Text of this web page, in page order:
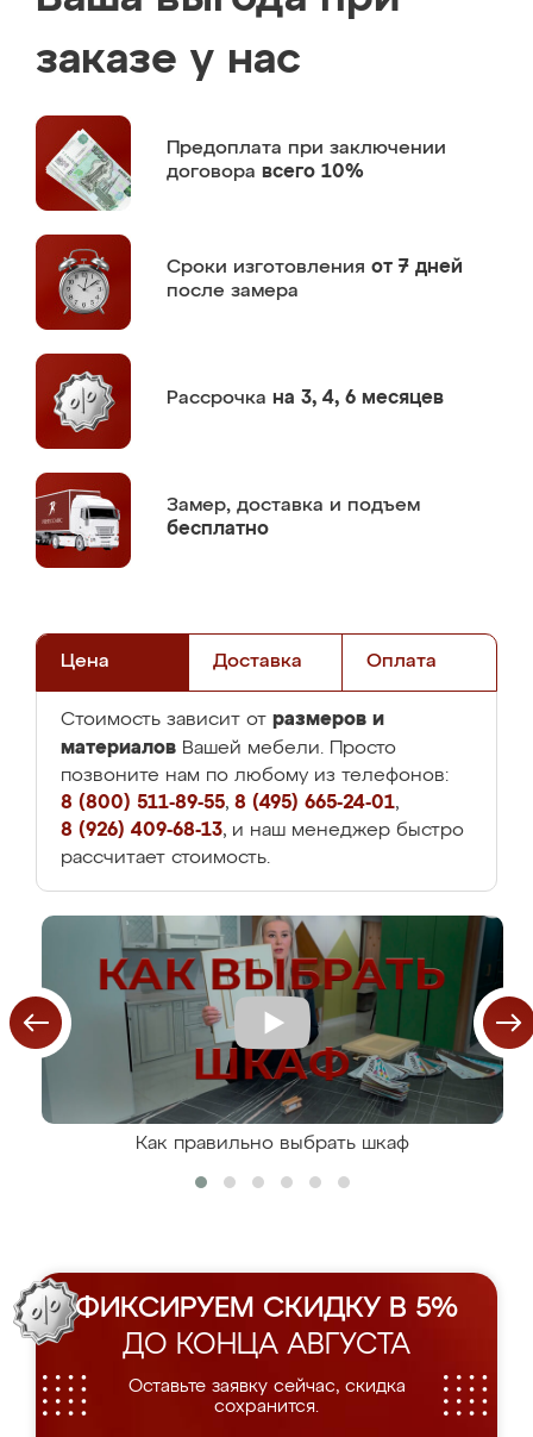
заказе у нас
Предоплата при заключении
договора всего 10%
Сроки изготовления от 7 дней
после замера
Рассрочка на 3, 4, 6 месяцев
Замер, доставка и подъем
бесплатно
Цена Доставка Оплата
Стоимость зависит от размеров и
материалов Вашей мебели. Просто
позвоните нам по любому из телефонов:
8 (800) 511-89-55, 8 (495) 665-24-01,
8 (926) 409-68-13, и наш менеджер быстро
рассчитает стоимость.
Как правильно выбрать шкаф
ФИКСИРУЕМ СКИДКУ В 5%
ДО КОНЦА АВГУСТА
Оставьте заявку сейчас, скидка
сохранится.